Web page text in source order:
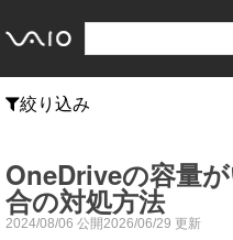
絞り込み
OneDriveの容量
合の対処方法
2024/08/06 公開2026/06/29 更新